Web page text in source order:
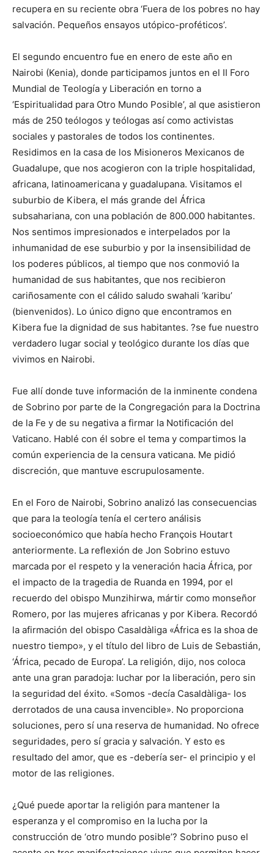
recupera en su reciente obra ‘Fuera de los pobres no hay
salvación. Pequeños ensayos utópico-proféticos’.
El segundo encuentro fue en enero de este año en
Nairobi (Kenia), donde participamos juntos en el II Foro
Mundial de Teología y Liberación en torno a
‘Espiritualidad para Otro Mundo Posible’, al que asistieron
más de 250 teólogos y teólogas así como activistas
sociales y pastorales de todos los continentes.
Residimos en la casa de los Misioneros Mexicanos de
Guadalupe, que nos acogieron con la triple hospitalidad,
africana, latinoamericana y guadalupana. Visitamos el
suburbio de Kibera, el más grande del África
subsahariana, con una población de 800.000 habitantes.
Nos sentimos impresionados e interpelados por la
inhumanidad de ese suburbio y por la insensibilidad de
los poderes públicos, al tiempo que nos conmovió la
humanidad de sus habitantes, que nos recibieron
cariñosamente con el cálido saludo swahali ‘karibu’
(bienvenidos). Lo único digno que encontramos en
Kibera fue la dignidad de sus habitantes. ?se fue nuestro
verdadero lugar social y teológico durante los días que
vivimos en Nairobi.
Fue allí donde tuve información de la inminente condena
de Sobrino por parte de la Congregación para la Doctrina
de la Fe y de su negativa a firmar la Notificación del
Vaticano. Hablé con él sobre el tema y compartimos la
común experiencia de la censura vaticana. Me pidió
discreción, que mantuve escrupulosamente.
En el Foro de Nairobi, Sobrino analizó las consecuencias
que para la teología tenía el certero análisis
socioeconómico que había hecho François Houtart
anteriormente. La reflexión de Jon Sobrino estuvo
marcada por el respeto y la veneración hacia África, por
el impacto de la tragedia de Ruanda en 1994, por el
recuerdo del obispo Munzihirwa, mártir como monseñor
Romero, por las mujeres africanas y por Kibera. Recordó
la afirmación del obispo Casaldàliga «África es la shoa de
nuestro tiempo», y el título del libro de Luis de Sebastián,
‘África, pecado de Europa’. La religión, dijo, nos coloca
ante una gran paradoja: luchar por la liberación, pero sin
la seguridad del éxito. «Somos -decía Casaldàliga- los
derrotados de una causa invencible». No proporciona
soluciones, pero sí una reserva de humanidad. No ofrece
seguridades, pero sí gracia y salvación. Y esto es
resultado del amor, que es -debería ser- el principio y el
motor de las religiones.
¿Qué puede aportar la religión para mantener la
esperanza y el compromiso en la lucha por la
construcción de ‘otro mundo posible’? Sobrino puso el